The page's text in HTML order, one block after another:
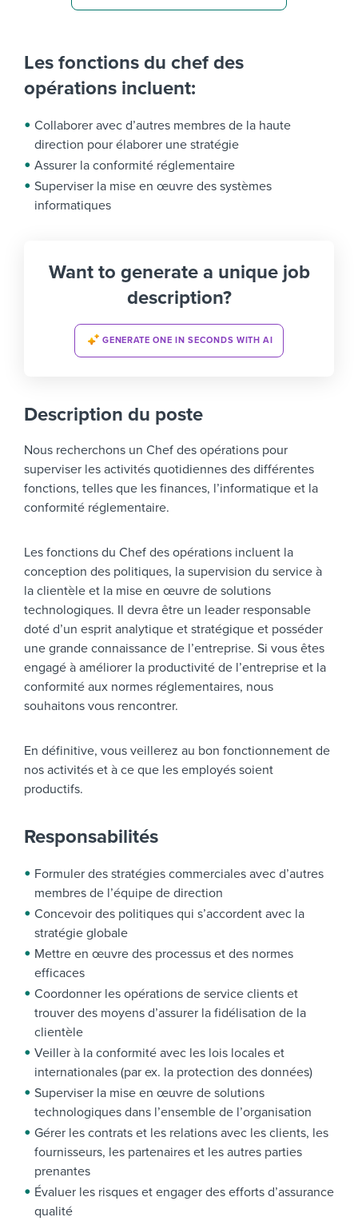
Les fonctions du chef des
opérations incluent:
Collaborer avec d’autres membres de la haute
direction pour élaborer une stratégie
Assurer la conformité réglementaire
Superviser la mise en œuvre des systèmes
informatiques
Want to generate a unique job
description?
GENERATE ONE IN SECONDS WITH AI
Description du poste
Nous recherchons un Chef des opérations pour
superviser les activités quotidiennes des différentes
fonctions, telles que les finances, l’informatique et la
conformité réglementaire.
Les fonctions du Chef des opérations incluent la
conception des politiques, la supervision du service à
la clientèle et la mise en œuvre de solutions
technologiques. Il devra être un leader responsable
doté d’un esprit analytique et stratégique et posséder
une grande connaissance de l’entreprise. Si vous êtes
engagé à améliorer la productivité de l’entreprise et la
conformité aux normes réglementaires, nous
souhaitons vous rencontrer.
En définitive, vous veillerez au bon fonctionnement de
nos activités et à ce que les employés soient
productifs.
Responsabilités
Formuler des stratégies commerciales avec d’autres
membres de l’équipe de direction
Concevoir des politiques qui s’accordent avec la
stratégie globale
Mettre en œuvre des processus et des normes
efficaces
Coordonner les opérations de service clients et
trouver des moyens d’assurer la fidélisation de la
clientèle
Veiller à la conformité avec les lois locales et
internationales (par ex. la protection des données)
Superviser la mise en œuvre de solutions
technologiques dans l’ensemble de l’organisation
Gérer les contrats et les relations avec les clients, les
fournisseurs, les partenaires et les autres parties
prenantes
Évaluer les risques et engager des efforts d’assurance
qualité